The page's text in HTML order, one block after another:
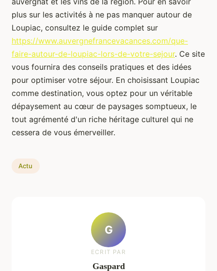
plus sur les activités à ne pas manquer autour de
Loupiac, consultez le guide complet sur
https://www.auvergnefrancevacances.com/que-
faire-autour-de-loupiac-lors-de-votre-sejour. Ce site
vous fournira des conseils pratiques et des idées
pour optimiser votre séjour. En choisissant Loupiac
comme destination, vous optez pour un véritable
dépaysement au cœur de paysages somptueux, le
tout agrémenté d'un riche héritage culturel qui ne
cessera de vous émerveiller.
Actu
G
ECRIT PAR
Gaspard